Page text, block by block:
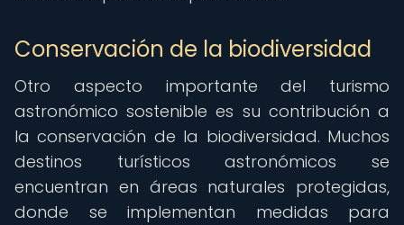
Conservación de la biodiversidad
Otro aspecto importante del turismo
astronómico sostenible es su contribución a
la conservación de la biodiversidad. Muchos
destinos turísticos astronómicos se
encuentran en áreas naturales protegidas,
donde se implementan medidas para